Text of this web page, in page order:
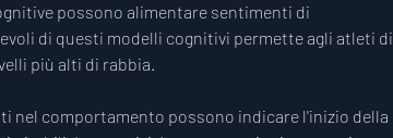
possono alimentare sentimenti di
di questi modelli cognitivi permette agli atleti di
più alti di rabbia.
nel comportamento possono indicare l'inizio della